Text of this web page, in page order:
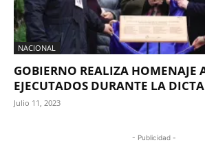
NACIONAL
GOBIERNO REALIZA HOMENAJE
EJECUTADOS DURANTE LA
Julio 11, 2023
- Publicidad -